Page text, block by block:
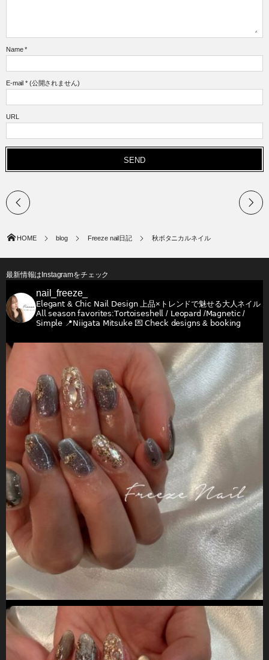
Name *
E-mail *(公開されません)
URL
HOME blog Freeze nail日記 秋ボタニカルネイル
最新情報はInstagramをチェック
nail_freeze_
𝖤𝗅𝖾𝗀𝖺𝗇𝗍 & 𝖢𝗁𝗂𝖼 𝖭𝖺𝗂𝗅 𝖣𝖾𝗌𝗂𝗀𝗇上品×トレンドで魅せる大人ネイル
𝖠𝗅𝗅 𝗌𝖾𝖺𝗌𝗈𝗇 𝖿𝖺𝗏𝗈𝗋𝗂𝗍𝖾𝗌:𝖳𝗈𝗋𝗍𝗈𝗂𝗌𝖾𝗌𝗁𝖾𝗅𝗅 / 𝖫𝖾𝗈𝗉𝖺𝗋𝖽 /𝖬𝖺𝗀𝗇𝖾𝗍𝗂𝖼 /
𝖲𝗂𝗆𝗉𝗅𝖾 📍𝖭𝗂𝗂𝗀𝖺𝗍𝖺 𝖬𝗂𝗍𝗌𝗎𝗄𝖾💌 𝖢𝗁𝖾𝖼𝗄 𝖽𝖾𝗌𝗂𝗀𝗇𝗌 & 𝖻𝗈𝗈𝗄𝗂𝗇𝗀